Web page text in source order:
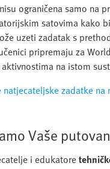
ograničena samo na
satovima kako
uzeti zadatak s
pripremaju za
na istom
zadatke na
Vaše
i edukatore